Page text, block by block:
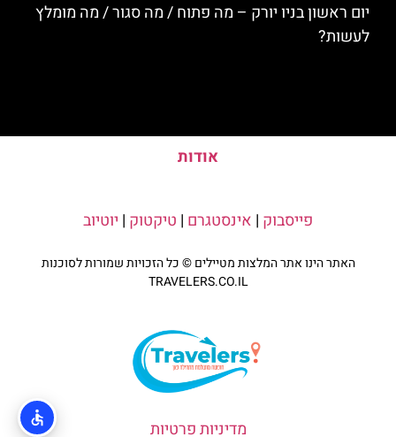
יום ראשון בניו יורק – מה פתוח / מה סגור / מה מומלץ
לעשות?
אודות
פייסבוק | אינסטגרם | טיקטוק | יוטיוב
האתר הינו אתר המלצות מטיילים © כל הזכויות שמורות לסוכנות
TRAVELERS.CO.IL
מדיניות פרטיות